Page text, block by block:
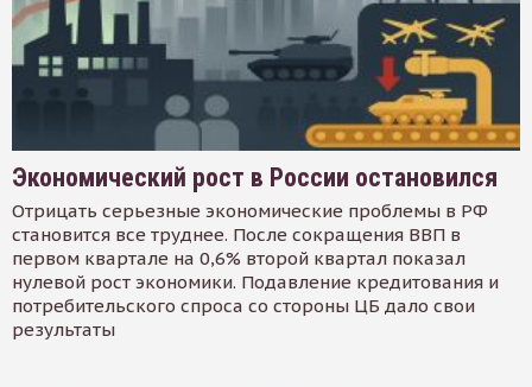
Экономический рост в России остановился
Отрицать серьезные экономические проблемы в РФ
становится все труднее. После сокращения ВВП в
первом квартале на 0,6% второй квартал показал
нулевой рост экономики. Подавление кредитования и
потребительского спроса со стороны ЦБ дало свои
результаты